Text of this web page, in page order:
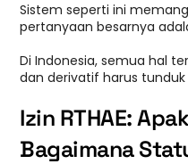
Sistem seperti ini
pertanyaan besarnya
Di Indonesia, semua hal
dan derivatif harus
Izin RTHAE:
Bagaimana